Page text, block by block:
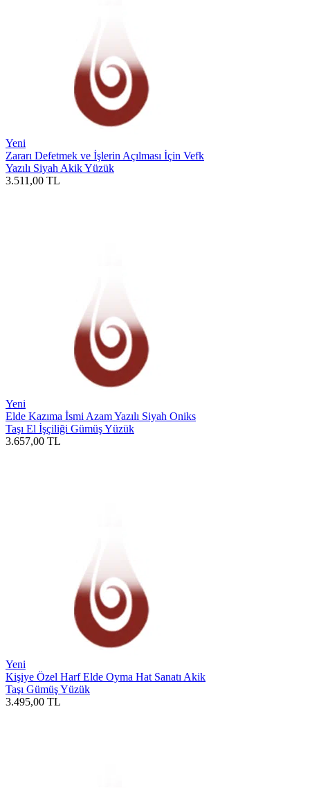
Yeni
Zararı Defetmek ve İşlerin Açılması İçin Vefk
Yazılı Siyah Akik Yüzük
3.511,00 TL
Yeni
Elde Kazıma İsmi Azam Yazılı Siyah Oniks
Taşı El İşçiliği Gümüş Yüzük
3.657,00 TL
Yeni
Kişiye Özel Harf Elde Oyma Hat Sanatı Akik
Taşı Gümüş Yüzük
3.495,00 TL